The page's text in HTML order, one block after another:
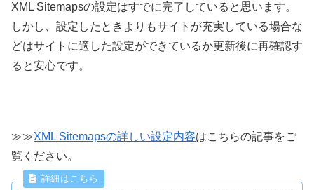
XML Sitemapsの設定はすでに完了していると思います。
しかし、設定したときよりもサイトが充実している場合な
どはサイトに適した設定ができているか更新後に再確認す
ると安心です。
≫≫XML Sitemapsの詳しい設定内容はこちらの記事をご
覧ください。